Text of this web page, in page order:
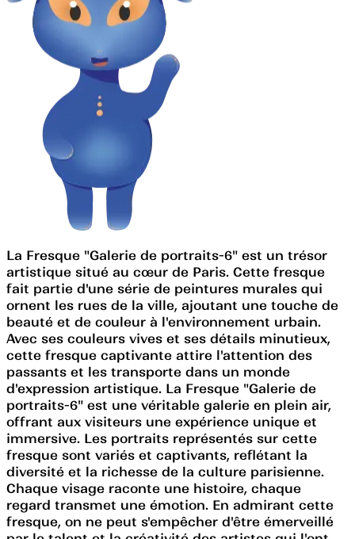
La Fresque "Galerie de portraits-6" est un trésor
artistique situé au cœur de Paris. Cette fresque
fait partie d'une série de peintures murales qui
ornent les rues de la ville, ajoutant une touche de
beauté et de couleur à l'environnement urbain.
Avec ses couleurs vives et ses détails minutieux,
cette fresque captivante attire l'attention des
passants et les transporte dans un monde
d'expression artistique. La Fresque "Galerie de
portraits-6" est une véritable galerie en plein air,
offrant aux visiteurs une expérience unique et
immersive. Les portraits représentés sur cette
fresque sont variés et captivants, reflétant la
diversité et la richesse de la culture parisienne.
Chaque visage raconte une histoire, chaque
regard transmet une émotion. En admirant cette
fresque, on ne peut s'empêcher d'être émerveillé